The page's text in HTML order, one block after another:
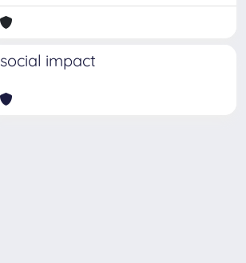
social impact